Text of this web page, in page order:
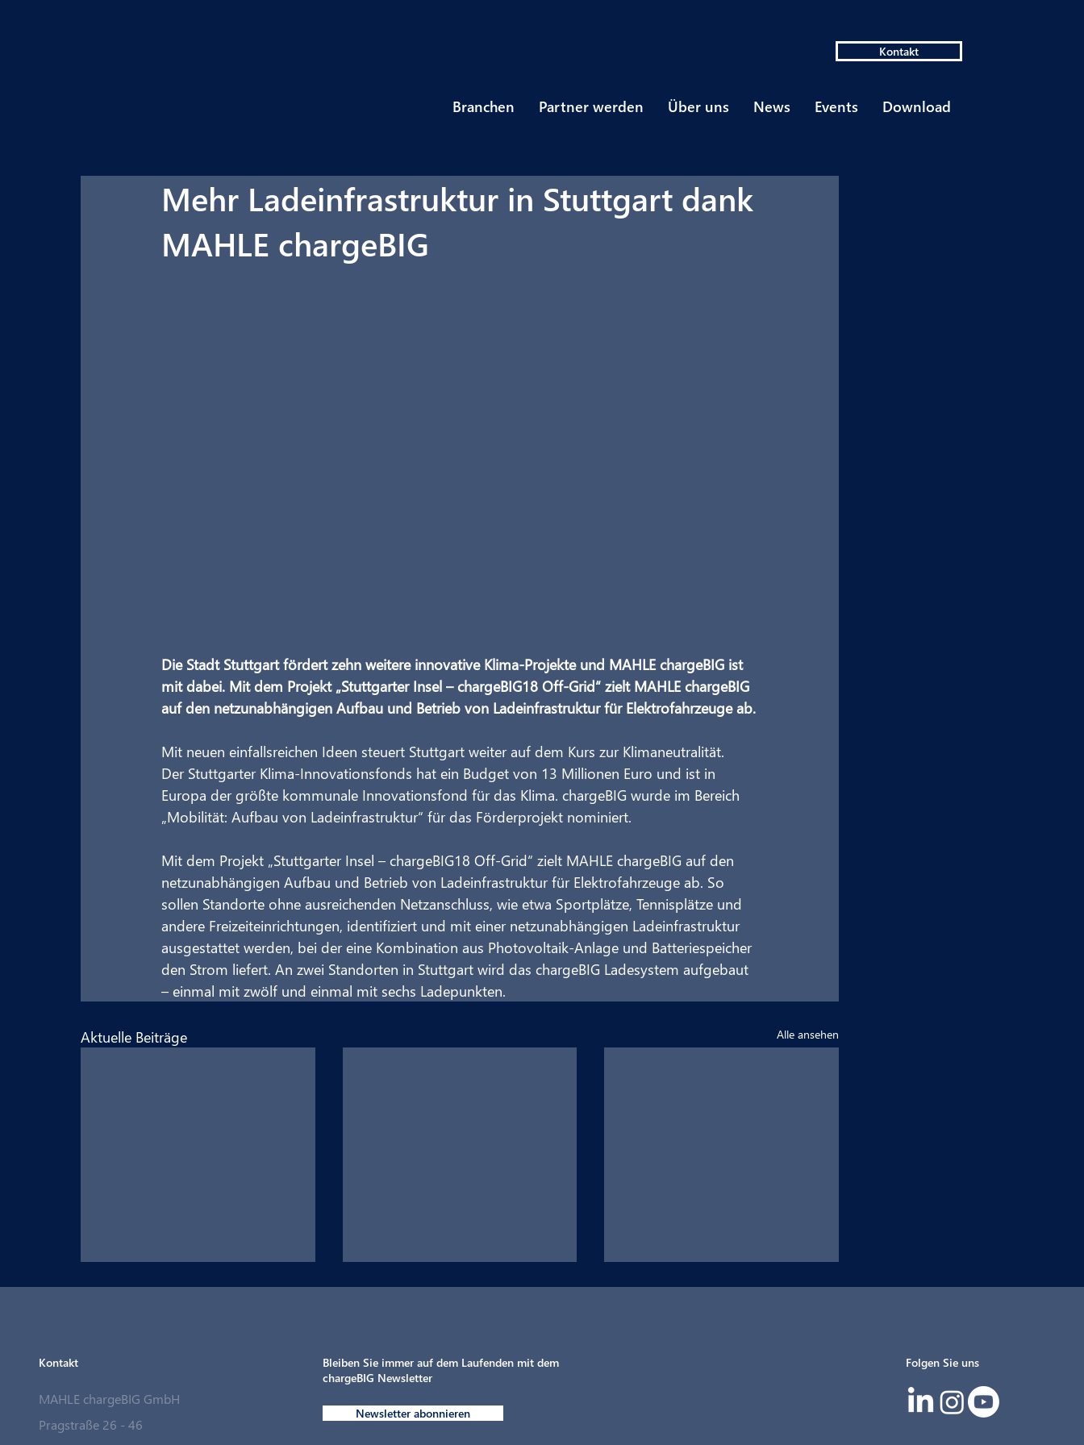
Kontakt
Branchen Partner werden Über uns News Events Download
Mehr Ladeinfrastruktur in Stuttgart dank
MAHLE chargeBIG
Die Stadt Stuttgart fördert zehn weitere innovative Klima‐Projekte und MAHLE chargeBIG ist
mit dabei. Mit dem Projekt „Stuttgarter Insel – chargeBIG18 Off‐Grid“ zielt MAHLE chargeBIG
auf den netzunabhängigen Aufbau und Betrieb von Ladeinfrastruktur für Elektrofahrzeuge ab.
Mit neuen einfallsreichen Ideen steuert Stuttgart weiter auf dem Kurs zur Klimaneutralität.
Der Stuttgarter Klima-Innovationsfonds hat ein Budget von 13 Millionen Euro und ist in
Europa der größte kommunale Innovationsfond für das Klima. chargeBIG wurde im Bereich
„Mobilität: Aufbau von Ladeinfrastruktur“ für das Förderprojekt nominiert.
Mit dem Projekt „Stuttgarter Insel – chargeBIG18 Off‐Grid“ zielt MAHLE chargeBIG auf den
netzunabhängigen Aufbau und Betrieb von Ladeinfrastruktur für Elektrofahrzeuge ab. So
sollen Standorte ohne ausreichenden Netzanschluss, wie etwa Sportplätze, Tennisplätze und
andere Freizeiteinrichtungen, identifiziert und mit einer netzunabhängigen Ladeinfrastruktur
ausgestattet werden, bei der eine Kombination aus Photovoltaik‐Anlage und Batteriespeicher
den Strom liefert. An zwei Standorten in Stuttgart wird das chargeBIG Ladesystem aufgebaut
– einmal mit zwölf und einmal mit sechs Ladepunkten.
Aktuelle Beiträge Alle ansehen
MAHLE chargeBIG schließt
Intelligente Elektrifizierung
Kontakt
MAHLE chargeBIG GmbH
Pragstraße 26 - 46
Bleiben Sie immer auf dem Laufenden mit dem
chargeBIG Newsletter
Newsletter abonnieren
Folgen Sie uns